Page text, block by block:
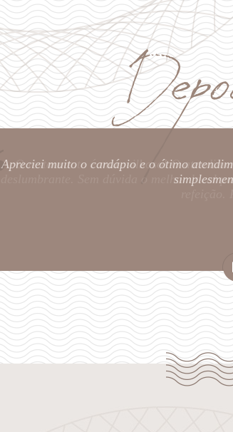
Apreciei muito o cardápio e o ótimo